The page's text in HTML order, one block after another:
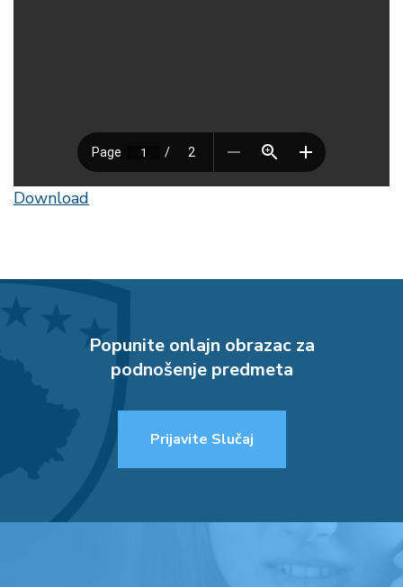
Download
Popunite onlajn obrazac za
podnošenje predmeta
Prijavite Slučaj